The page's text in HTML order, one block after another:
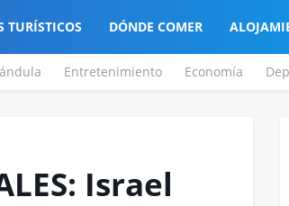
TURÍSTICOS DÓNDE COMER
Entretenimiento Economía
Israel